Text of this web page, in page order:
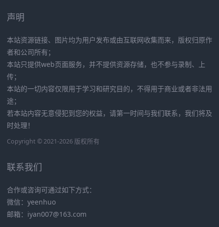
声明
本站资源链接、图片均为用户发布或由互联网收集而来，版权归原作
者和公司所有；
本站只提供web页面服务，并不提供资源存储，也不参与录制、上
传；
本站的一切内容仅限用于学习和研究目的，不得用于商业或者非法用
途；
若本站内容无意侵犯到您的权益，请第一时间与我们联系，我们将及
时处理！
Copyright © 2021-2026 版权所有
联系我们
合作或咨询可通过如下方式：
微信：yeenhuo
邮箱：iyan007@163.com